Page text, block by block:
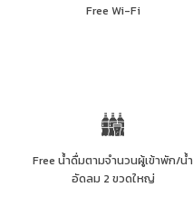
Free Wi-Fi
Free น้ำดื่มตามจำนวนผู้เข้าพัก/น้ำ
อัดลม 2 ขวดใหญ่